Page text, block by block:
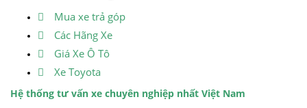
Mua xe trả góp
Các Hãng Xe
Giá Xe Ô Tô
Xe Toyota
Hệ thống tư vấn xe chuyên nghiệp nhất Việt Nam